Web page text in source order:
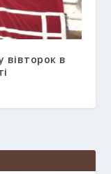
вівторок в